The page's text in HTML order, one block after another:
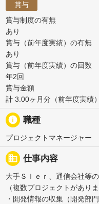
賞与
賞与制度の有無
あり
賞与（前年度実績）の有無
あり
賞与（前年度実績）の回数
年2回
賞与金額
計 3.00ヶ月分（前年度実績）
info 職種
プロジェクトマネージャー
business 仕事内容
大手Ｓｌｅｒ、通信会社等
（複数プロジェクトがありま
・開発情報の収集（開発部